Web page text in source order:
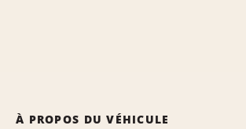
À PROPOS DU VÉHICULE